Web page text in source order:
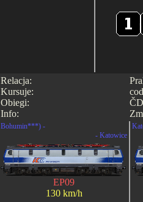
Relacja:
Kursuje:
Obiegi:
Info:
Bohumin***) -
- Katowice
EP09
130 km/h